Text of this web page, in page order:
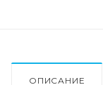
ОПИСАНИЕ